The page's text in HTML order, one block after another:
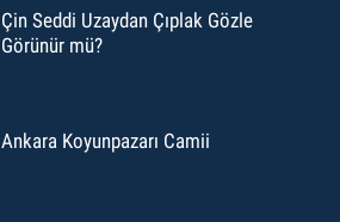
Çin Seddi Uzaydan Çıplak Gözle
Görünür mü?
Ankara Koyunpazarı Camii